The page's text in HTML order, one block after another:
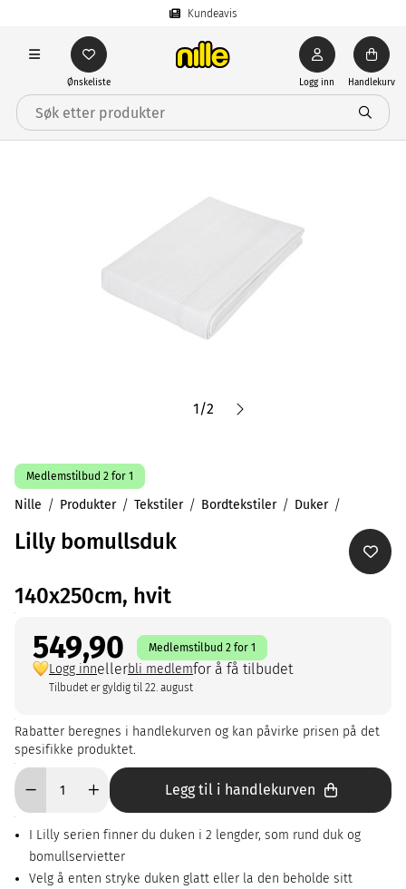
Kundeavis
Ønskeliste Logg inn Handlekurv
1/2
Medlemstilbud 2 for 1
Nille Produkter Tekstiler Bordtekstiler Duker
Lilly bomullsduk
140x250cm, hvit
549,90 Medlemstilbud 2 for 1
Logg innellerbli medlemfor å få tilbudet
Tilbudet er gyldig til 22. august
Rabatter beregnes i handlekurven og kan påvirke prisen på det
spesifikke produktet.
Legg til i handlekurven
I Lilly serien finner du duken i 2 lengder, som rund duk og
bomullservietter
Velg å enten stryke duken glatt eller la den beholde sitt